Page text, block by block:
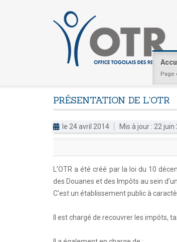
Page
PRÉSENTATION DE L'OTR
le 24 avril 2014 Mis à jour : 22 juin
L’OTR a été créé par la loi du 10
des Douanes et des Impôts au sein
C’est un établissement public à
Il est chargé de recouvrer les impôts,